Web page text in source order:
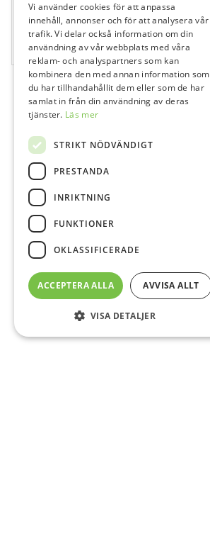
811421
V-Posil Putty Fast / Light Fast Starter-Kit
1 frp
Vi använder cookies för att anpassa
innehåll, annonser och för att analysera vår
trafik. Vi delar också information om din
användning av vår webbplats med våra
reklam- och analyspartners som kan
kombinera den med annan information som
du har tillhandahållit dem eller som de har
samlat in från din användning av deras
tjänster. Läs mer
STRIKT NÖDVÄNDIGT
PRESTANDA
INRIKTNING
FUNKTIONER
OKLASSIFICERADE
ACCEPTERA ALLA AVVISA ALLT
VISA DETALJER